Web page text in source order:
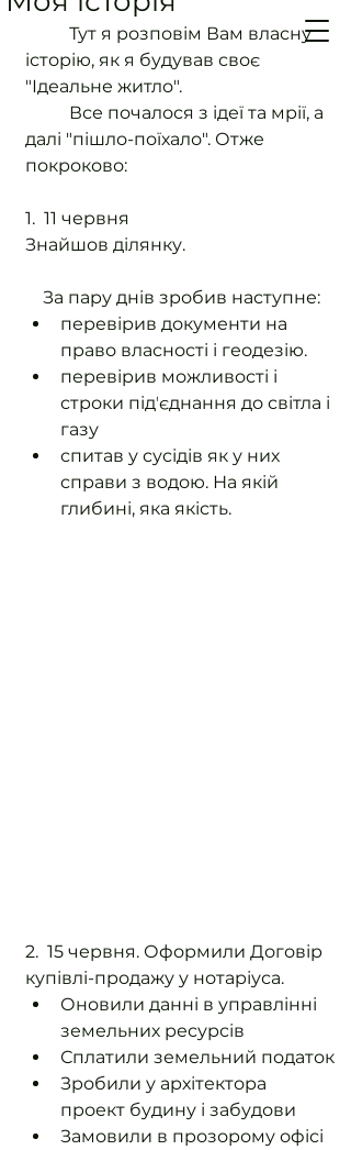
історію, як я будував своє
"Ідеальне житло".
далі "пішло-поїхало". Отже
покроково:
1.  11 червня
Знайшов ділянку.
За пару днів зробив наступне:
перевірив документи на
право власності і геодезію.
перевірив можливості і
строки підʼєднання до світла і
газу
спитав у сусідів як у них
справи з водою. На якій
глибині, яка якість.
2.  15 червня. Оформили Договір
купівлі-продажу у нотаріуса.
Оновили данні в управлінні
земельних ресурсів
Сплатили земельний податок
Зробили у архітектора
проект будину і забудови
Замовили в прозорому офісі